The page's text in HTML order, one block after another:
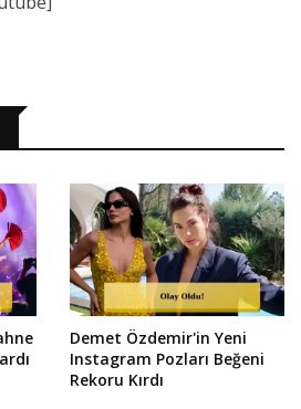
Demet Özdemir'in Yeni
Instagram Pozları Beğeni
Rekoru Kırdı